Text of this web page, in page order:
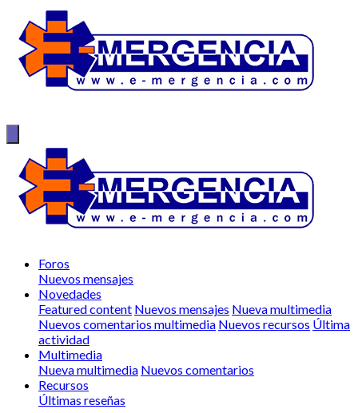
Foros
Nuevos mensajes
Novedades
Featured content Nuevos mensajes Nueva multimedia
Nuevos comentarios multimedia Nuevos recursos Última
actividad
Multimedia
Nueva multimedia Nuevos comentarios
Recursos
Últimas reseñas